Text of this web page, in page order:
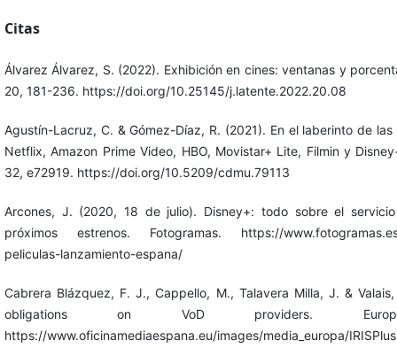
Citas
Álvarez Álvarez, S. (2022). Exhibición en cines: ventanas y
20, 181-236. https://doi.org/10.25145/j.latente.2022.20.08
Agustín-Lacruz, C. & Gómez-Díaz, R. (2021). En el laberinto de
Netflix, Amazon Prime Video, HBO, Movistar+ Lite, Filmin y
32, e72919. https://doi.org/10.5209/cdmu.79113
Arcones, J. (2020, 18 de julio). Disney+: todo sobre el
próximos estrenos. Fotogramas. https://www.fotogramas.es/
peliculas-lanzamiento-espana/
Cabrera Blázquez, F. J., Cappello, M., Talavera Milla, J. &
obligations on VoD providers.
https://www.oficinamediaespana.eu/images/media_europa/